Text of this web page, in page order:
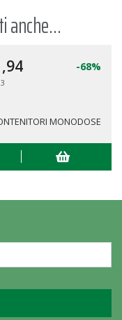
anche...
99
MINSAN: 024995033